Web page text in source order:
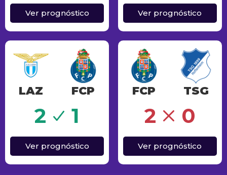
Ver prognóstico Ver prognóstico
LAZ FCP
2 1
Ver prognóstico
FCP TSG
2
Erro 0
Ver prognóstico